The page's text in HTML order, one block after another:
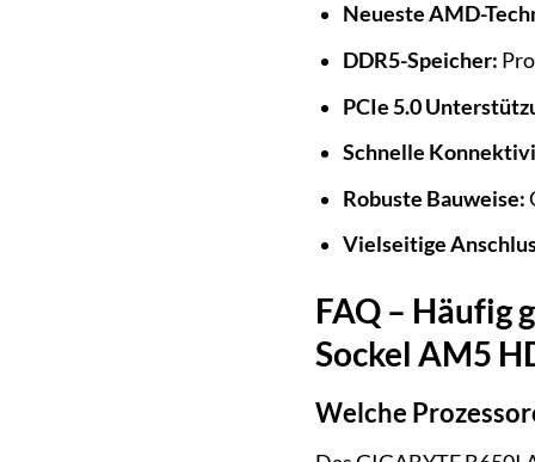
Neueste AMD-
DDR5-Speicher:
PCIe 5.0
Schnelle
Robuste Bauweise:
Vielseitige
FAQ – Häufig
Sockel AM5
Welche